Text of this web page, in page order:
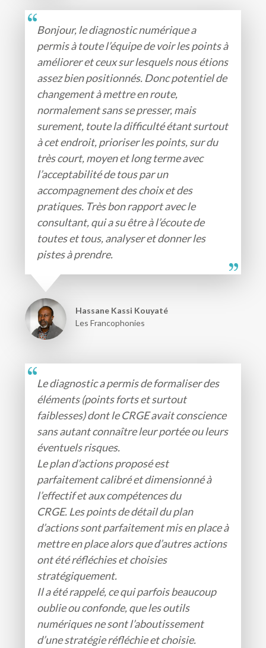
Bonjour, le diagnostic numérique a
permis à toute l’équipe de voir les points à
améliorer et ceux sur lesquels nous étions
assez bien positionnés. Donc potentiel de
changement à mettre en route,
normalement sans se presser, mais
surement, toute la difficulté étant surtout
à cet endroit, prioriser les points, sur du
très court, moyen et long terme avec
l’acceptabilité de tous par un
accompagnement des choix et des
pratiques. Très bon rapport avec le
consultant, qui a su être à l’écoute de
toutes et tous, analyser et donner les
pistes à prendre.
Hassane Kassi Kouyaté
Les Francophonies
Le diagnostic a permis de formaliser des
éléments (points forts et surtout
faiblesses) dont le CRGE avait conscience
sans autant connaître leur portée ou leurs
éventuels risques.
Le plan d’actions proposé est
parfaitement calibré et dimensionné à
l’effectif et aux compétences du
CRGE. Les points de détail du plan
d’actions sont parfaitement mis en place à
mettre en place alors que d’autres actions
ont été réfléchies et choisies
stratégiquement.
Il a été rappelé, ce qui parfois beaucoup
oublie ou confonde, que les outils
numériques ne sont l’aboutissement
d’une stratégie réfléchie et choisie.